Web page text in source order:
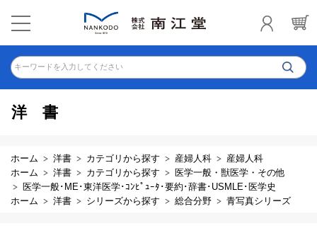
キーワードを入力してください
洋書
ホーム 洋書 カテゴリから探す 産婦人科
産婦人科
ホーム
洋書 カテゴリから探す
医学一般・獣医学・その他
医学一般･ME･東洋医学･ｺﾝﾋﾟｭｰﾀ･要約･辞書･USMLE･医学史
ホーム
洋書 シリーズから探す 総合分野 青写真シリーズ